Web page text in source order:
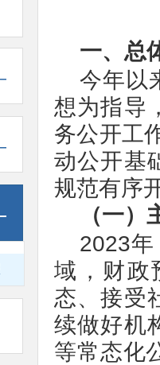
一、总
今年以
想为指导
务公开工
动公开基
规范有序
（一）
2023年
域，财政
态、接受
续做好机
等常态化